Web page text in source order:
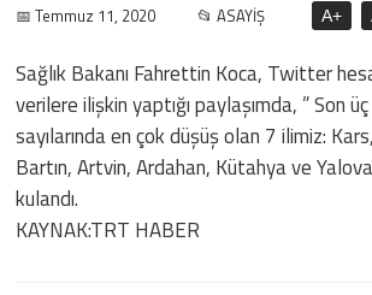
📅 Temmuz 11, 2020 📂 ASAYİŞ A+
Sağlık Bakanı Fahrettin Koca, Twitter
verilere ilişkin yaptığı paylaşımda, ” Son
sayılarında en çok düşüş olan 7 ilimiz:
Bartın, Artvin, Ardahan, Kütahya ve
kulandı.
KAYNAK:TRT HABER